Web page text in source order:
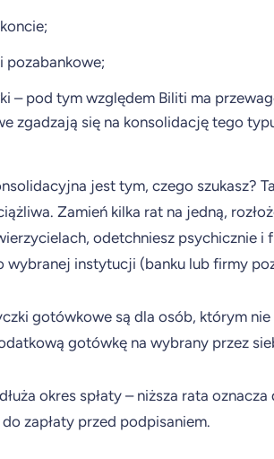
pozabankowe;
– pod tym względem Biliti ma
zgadzają się na konsolidację tego
jest tym, czego szukasz?
Zamień kilka rat na jedną,
odetchniesz psychicznie
wybranej instytucji (banku lub firmy
gotówkowe są dla osób, którym
gotówkę na wybrany przez
okres spłaty – niższa rata
zapłaty przed podpisaniem.